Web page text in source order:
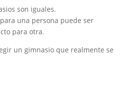
son iguales.
una persona puede ser
para otra.
un gimnasio que realmente se